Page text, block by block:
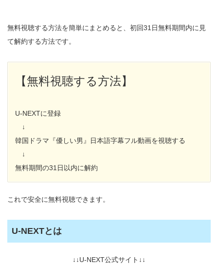
無料視聴する方法を簡単にまとめると、初回31日無料期間内に見
て解約する方法です。
【無料視聴する方法】
U-NEXTに登録
↓
韓国ドラマ『優しい男』日本語字幕フル動画を視聴する
↓
無料期間の31日以内に解約
これで安全に無料視聴できます。
U-NEXTとは
↓↓U-NEXT公式サイト↓↓